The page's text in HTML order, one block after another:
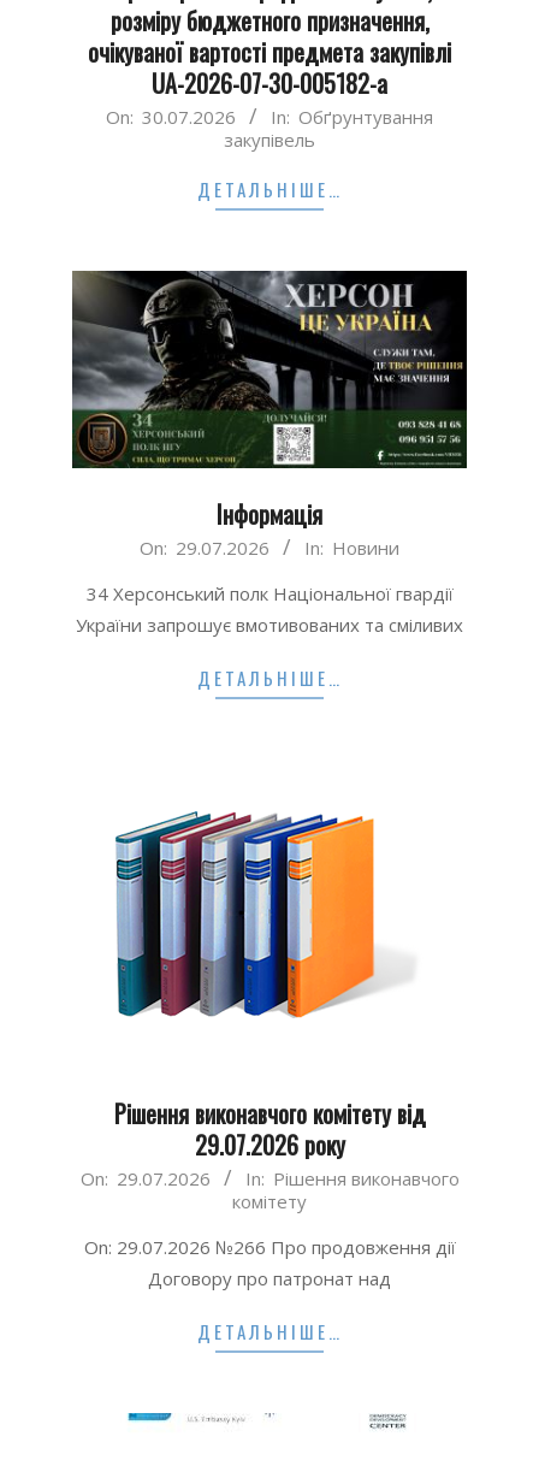
розміру бюджетного призначення,
очікуваної вартості предмета закупівлі
UA-2026-07-30-005182-а
2026-On: 30.07.2026 In: Обґрунтування
закупівель
ДЕТАЛЬНІШЕ…
Інформація
29
On: 29.07.2026 In: Новини
34 Херсонський полк Національної гвардії
України запрошує вмотивованих та сміливих
ДЕТАЛЬНІШЕ…
Рішення виконавчого комітету від
29.07.2026 року
2026-
29
On: 29.07.2026 In: Рішення виконавчого
комітету
On: 29.07.2026 №266 Про продовження дії
Договору про патронат над
ДЕТАЛЬНІШЕ…